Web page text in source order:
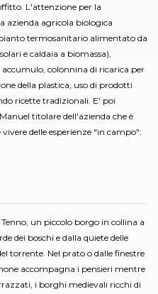
L'attenzione per la
azienda agricola biologica
termosanitario alimentato da
e caldaia a biomassa),
colonnina di ricarica per
della plastica, uso di prodotti
ricette tradizionali. E' poi
titolare dell'azienda che è
delle esperienze "in campo":
un piccolo borgo in collina a
dei boschi e dalla quiete delle
torrente. Nel prato o dalle finestre
accompagna i pensieri mentre
i borghi medievali ricchi di